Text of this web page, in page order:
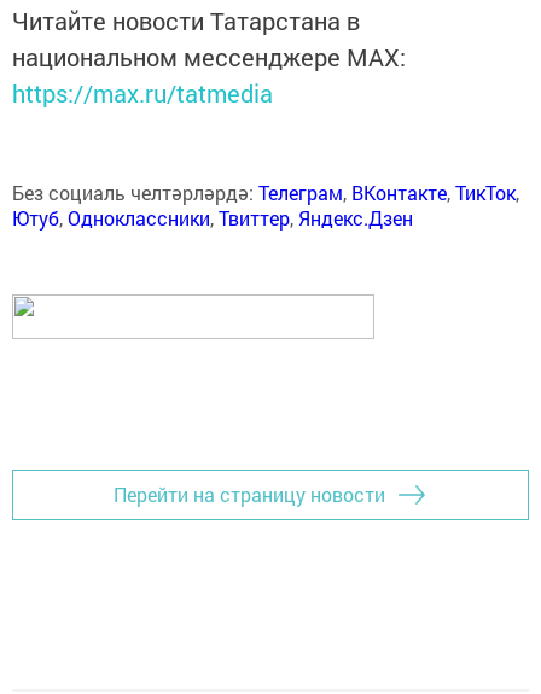
Читайте новости Татарстана в
национальном мессенджере MАХ:
https://max.ru/tatmedia
Без социаль челтәрләрдә: Телеграм, ВКонтакте,ТикТок,
Ютуб,Одноклассники,Твиттер, Яндекс.Дзен
Перейти на страницу новости